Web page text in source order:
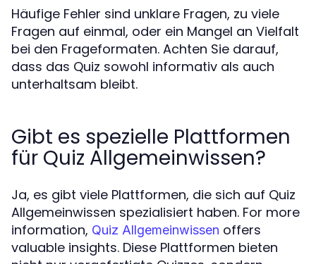
Häufige Fehler sind unklare Fragen, zu viele
Fragen auf einmal, oder ein Mangel an Vielfalt
bei den Frageformaten. Achten Sie darauf,
dass das Quiz sowohl informativ als auch
unterhaltsam bleibt.
Gibt es spezielle Plattformen
für Quiz Allgemeinwissen?
Ja, es gibt viele Plattformen, die sich auf Quiz
Allgemeinwissen spezialisiert haben. For more
information, Quiz Allgemeinwissen offers
valuable insights. Diese Plattformen bieten